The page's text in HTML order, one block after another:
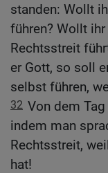
standen: Wollt
führen? Wollt
Rechtsstreit
er Gott, so soll
selbst führen,
32 Von dem
indem man
Rechtsstreit,
hat!